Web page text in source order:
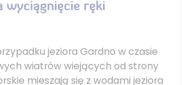
wyciągnięcie ręki
jeziora Gardno w czasie
wiatrów wiejących od strony
mieszają się z wodami jeziora